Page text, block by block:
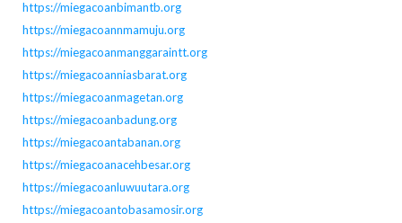
https://miegacoanbimantb.org
https://miegacoannmamuju.org
https://miegacoanmanggaraintt.org
https://miegacoanniasbarat.org
https://miegacoanmagetan.org
https://miegacoanbadung.org
https://miegacoantabanan.org
https://miegacoanacehbesar.org
https://miegacoanluwuutara.org
https://miegacoantobasamosir.org